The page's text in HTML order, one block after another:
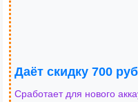
Даёт скидку 700
Сработает для нового